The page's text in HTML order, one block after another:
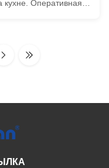
кухне. Оперативная